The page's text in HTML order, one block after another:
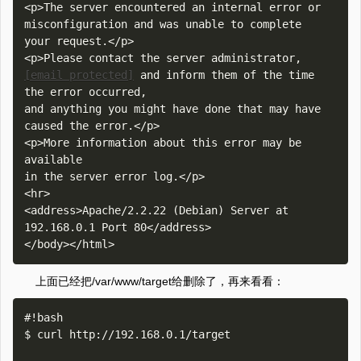
<p>The server encountered an internal error or
misconfiguration and was unable to complete
your request.</p>
[email protected]
and inform them of the time
the error occurred,
and anything you might have done that may have
caused the error.</p>
<p>More information about this error may be
available
in the server error log.</p>
<hr>
<address>Apache/2.2.22 (Debian) Server at
192.168.0.1 Port 80</address>
上面已经把/var/www/target给删除了，再来看看：
#!bash
$ curl http://192.168.0.1/target